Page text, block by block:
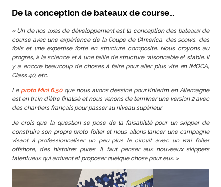
De la conception de bateaux de course…
« Un de nos axes de développement est la conception des bateaux de
course avec une expérience de la Coupe de l’America, des scows, des
foils et une expertise forte en structure composite. Nous croyons au
progrès, à la science et à une taille de structure raisonnable et stable. Il
y a encore beaucoup de choses à faire pour aller plus vite en IMOCA,
Class 40, etc.
Le proto Mini 6.50que nous avons dessiné pour Knierim en Allemagne
est en train d’être finalisé et nous venons de terminer une version 2 avec
des chantiers français pour passer au niveau supérieur.
Je crois que la question se pose de la faisabilité pour un skipper de
construire son propre proto foiler et nous allons lancer une campagne
visant à professionnaliser un peu plus le circuit avec un vrai foiler
offshore, des histoires pures. Il faut penser aux nouveaux skippers
talentueux qui arrivent et proposer quelque chose pour eux. »